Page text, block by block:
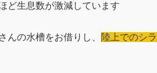
ど生息数が激減しています
んの水槽をお借りし、 陸上でのシ